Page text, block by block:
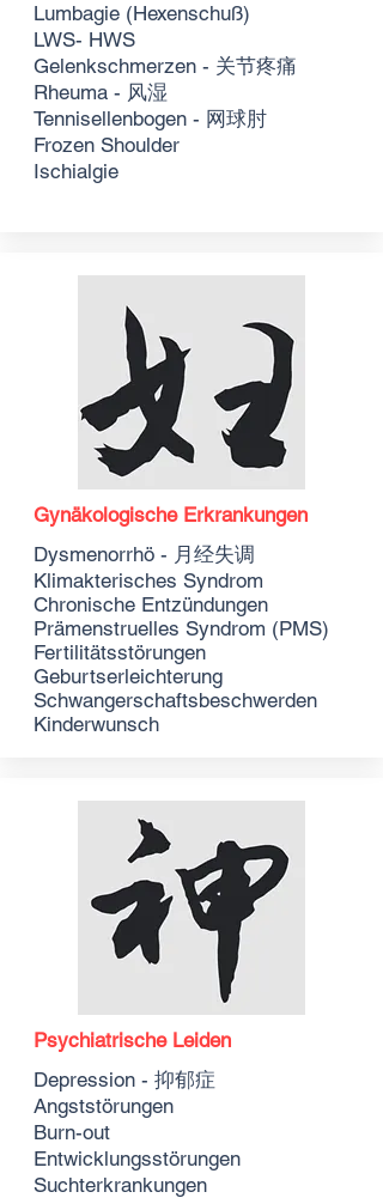
Lumbagie (Hexenschuß)
LWS- HWS
Gelenkschmerzen - 关节疼痛
Rheuma - 风湿
Tennisellenbogen - 网球肘
Frozen Shoulder
Ischialgie
Gynäkologische Erkrankungen
Dysmenorrhö - 月经失调
Klimakterisches Syndrom
Chronische Entzündungen
Prämenstruelles Syndrom (PMS)
Fertilitätsstörungen
Geburtserleichterung
Schwangerschaftsbeschwerden
Kinderwunsch
Psychiatrische Leiden
Depression - 抑郁症
Angststörungen
Burn-out
Entwicklungsstörungen
Suchterkrankungen